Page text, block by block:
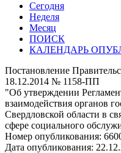
Сегодня
Неделя
Месяц
ПОИСК
КАЛЕНДАРЬ
Постановление
18.12.2014 № 1158-ПП
"Об утверждении
взаимодействия органов
Свердловской области в
сфере социального
Номер опубликования:
Дата опубликования: